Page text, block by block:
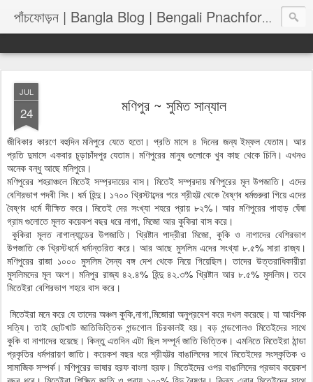
পাঁচফোড়ন | Bangla Blog | Bengali Pnachforon
JUL
24 মণিপুর ~ সুমিত সান্যাল
জীবিকার কারণে বহুদিন মনিপুরে যেতে হতো। প্রতি মাসে ৪ দিনের জন্য ইম্ফল যেতাম। আর
প্রতি দুমাসে একবার চূড়াচাঁদপুর যেতাম। মণিপুরের মানুষ গুলোকে খুব কাছ থেকে চিনি। এখনও
অনেক বন্ধু আছে মনিপুরে।
মণিপুরের শহরাঞ্চলে মিতেই সম্প্রদায়ের বাস। মিতেই সম্প্রদায় মণিপুরের মূল উপজাতি। এদের
বেশিরভাগ পদবী সিং। ধর্ম হিন্দু। ১৭০০ খ্রিস্টাব্দের পরে শ্রীহট্ট থেকে বৈষ্ণব ধর্মগুরুরা গিয়ে এদের
বৈষ্ণব ধর্মে দীক্ষিত করে। মিতেই দের সংখ্যা শহরে প্রায় ৮২%। আর মণিপুরের পাহাড় ঘেঁষা
গ্রাম গুলোতে মূলত কয়েকশ বছর ধরে নাগা, মিজো আর কুকিরা বাস করে।
কুকিরা মূলত নাগাল্যান্ডের উপজাতি। খ্রিষ্টান পাদ্রীরা মিজো, কুকি ও নাগাদের বেশিরভাগ
উপজাতি কে খ্রিস্টধর্মে ধর্মান্তরিত করে। আর আছে মুসলিম এদের সংখ্যা ৮.৫% সারা রাজ্য।
মণিপুরের রাজা ১০০০ মুসলিম সৈন্য বঙ্গ দেশ থেকে নিয়ে গিয়েছিল। তাদের উত্তরাধিকারীরা
মুসলিমদের মূল অংশ। মনিপুর রাজ্য ৪২.৪% হিন্দু ৪২.৩% খ্রিষ্টান আর ৮.৫% মুসলিম। তবে
মিতেইরা বেশিরভাগ শহরে বাস করে।
মিতেইরা মনে করে যে তাদের অঞ্চল কুকি,নাগা,মিজোরা অনুপ্রবেশ করে দখল করেছে। যা আংশিক
সত্যি। তাই ছোটখাট জাতিভিত্তিক গন্ডগোল চিরকালই হয়। বড় গন্ডগোলও মিতেইদের সাথে
কুকি বা নাগাদের হয়েছে। কিন্তু এতদিন এটা ছিল সম্পূর্ন জাতি ভিত্তিক। এমনিতে মিতেইরা ঠান্ডা
প্রকৃতির ধর্মপরায়ণ জাতি। কয়েকশ বছর ধরে শ্রীহট্টর বাঙালিদের সাথে মিতেইদের সংস্কৃতিক ও
সামাজিক সম্পর্ক। মণিপুরের ভাষার হরফ বাংলা হরফ। মিতেইদের ওপর বাঙালিদের প্রভাব কয়েকশ